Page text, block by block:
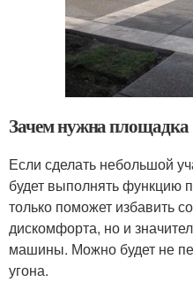
Зачем нужна площадка
Если сделать небольшой
будет выполнять функцию
только поможет избавить
дискомфорта, но и
машины. Можно будет не
угона.